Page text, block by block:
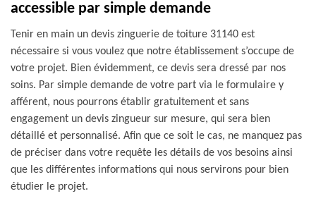
accessible par simple demande
Tenir en main un devis zinguerie de toiture 31140 est
nécessaire si vous voulez que notre établissement s’occupe de
votre projet. Bien évidemment, ce devis sera dressé par nos
soins. Par simple demande de votre part via le formulaire y
afférent, nous pourrons établir gratuitement et sans
engagement un devis zingueur sur mesure, qui sera bien
détaillé et personnalisé. Afin que ce soit le cas, ne manquez pas
de préciser dans votre requête les détails de vos besoins ainsi
que les différentes informations qui nous servirons pour bien
étudier le projet.